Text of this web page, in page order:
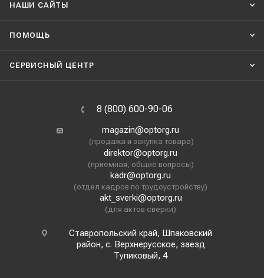
НАШИ CАЙТЫ
ПОМОЩЬ
СЕРВИСНЫЙ ЦЕНТР
8 (800) 600-90-06
magazin@optorg.ru
(продажа и закупка товара)
direktor@optorg.ru
(приёмная, общие вопросы)
kadr@optorg.ru
(отдел кадров по трудоустройству)
akt_sverki@optorg.ru
(для актов сверки)
Ставропольский край, Шпаковский
район, с. Верхнерусское, заезд
Тупиковый, 4